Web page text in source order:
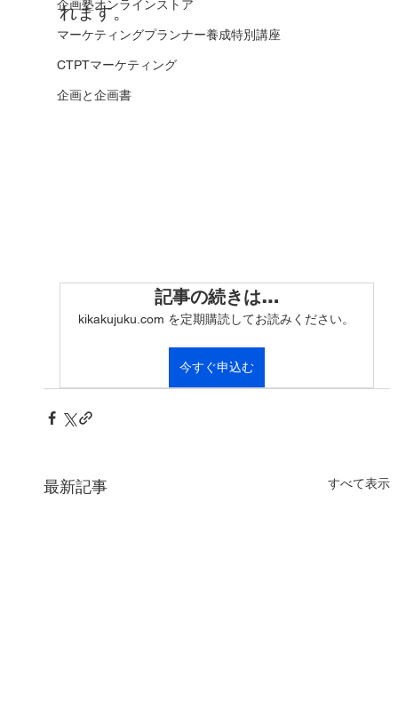
企画塾オンラインストア
マーケティングプランナー養成特別講座
CTPTマーケティング
企画と企画書
れます。
記事の続きは…
kikakujuku.com を定期購読してお読みください。
今すぐ申込む
最新記事 すべて表示